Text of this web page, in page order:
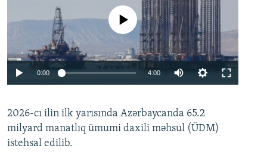
Auto 240p 360p 480p
No media source currently available
0:00 4:00
360p
480p
2026-cı ilin ilk yarısında Azərbaycanda 65.2
milyard manatlıq ümumi daxili məhsul (ÜDM)
istehsal edilib.